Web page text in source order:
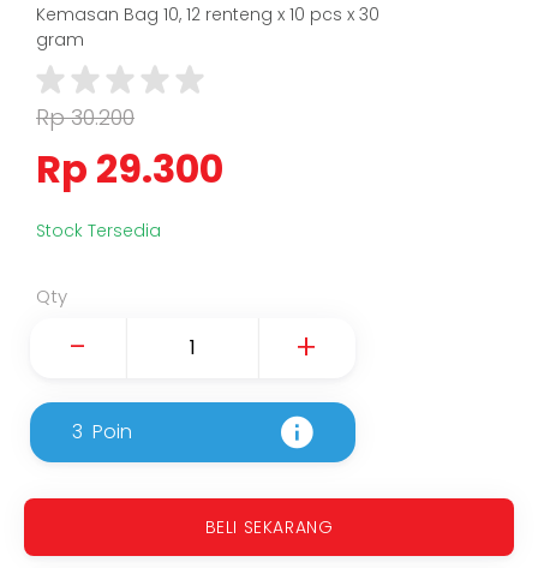
Kemasan Bag 10, 12 renteng x 10 pcs x 30
gram
Rp 30.200
Rp 29.300
Stock Tersedia
Qty
+
-
3 Poin
BELI SEKARANG